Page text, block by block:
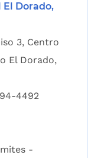
Dorado,
3, Centro
El Dorado,
4492
-